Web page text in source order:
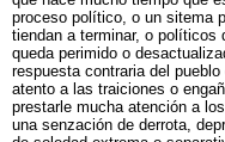
proceso político, o un sitema
tiendan a terminar, o políticos
queda perimido o
respuesta contraria del
atento a las traiciones o
prestarle mucha atención a
una senzación de derrota,